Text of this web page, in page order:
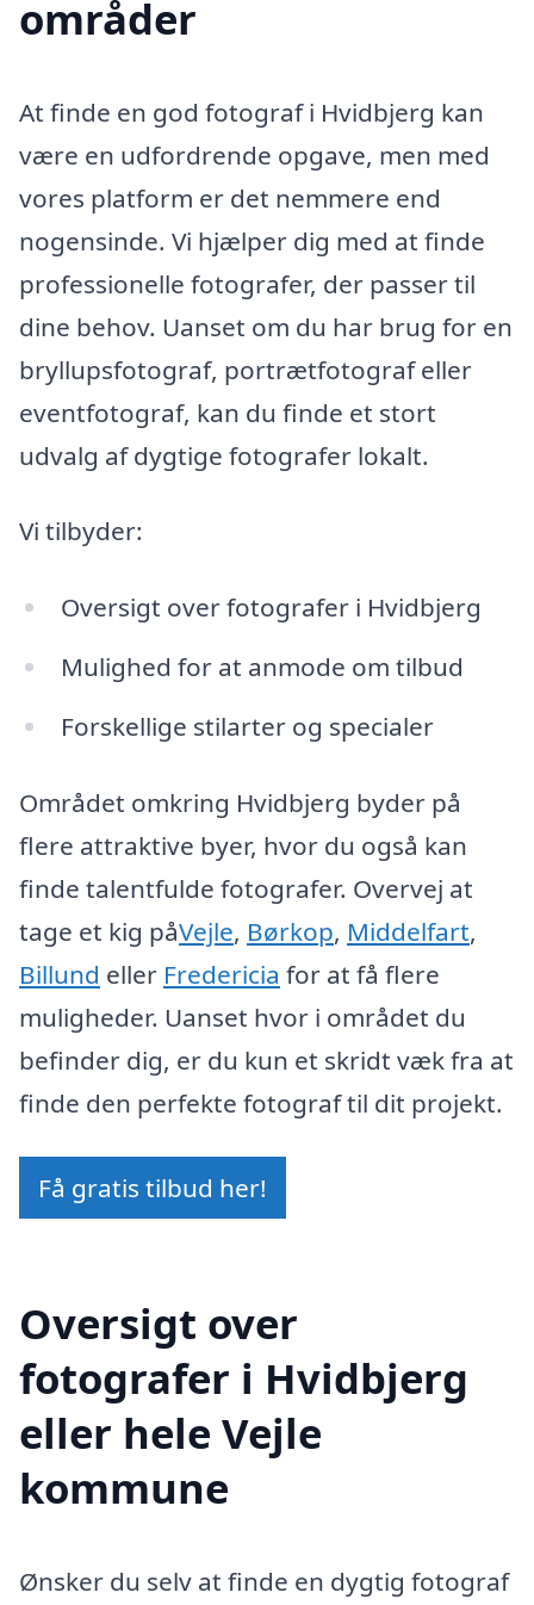
områder
At finde en god fotograf i Hvidbjerg kan
være en udfordrende opgave, men med
vores platform er det nemmere end
nogensinde. Vi hjælper dig med at finde
professionelle fotografer, der passer til
dine behov. Uanset om du har brug for en
bryllupsfotograf, portrætfotograf eller
eventfotograf, kan du finde et stort
udvalg af dygtige fotografer lokalt.
Vi tilbyder:
Oversigt over fotografer i Hvidbjerg
Mulighed for at anmode om tilbud
Forskellige stilarter og specialer
Området omkring Hvidbjerg byder på
flere attraktive byer, hvor du også kan
finde talentfulde fotografer. Overvej at
tage et kig påVejle, Børkop, Middelfart,
Billund eller Fredericia for at få flere
muligheder. Uanset hvor i området du
befinder dig, er du kun et skridt væk fra at
finde den perfekte fotograf til dit projekt.
Få gratis tilbud her!
Oversigt over
fotografer i Hvidbjerg
eller hele Vejle
kommune
Ønsker du selv at finde en dygtig fotograf